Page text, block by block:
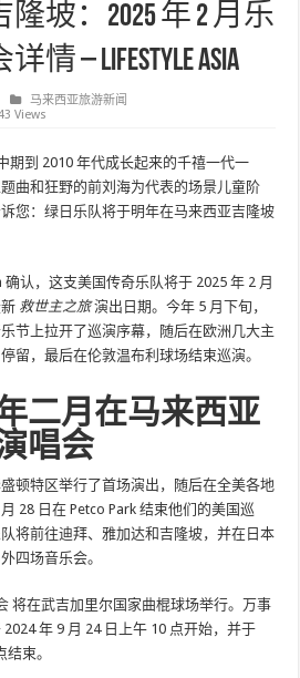
坡：2025 年 2 月乐
情 – Lifestyle Asia
马来西亚旅游新闻
Views
期到 2010 年代成长起来的千禧一代一
曲和狂野的前刘海为代表的场景儿童阶
您：绿日乐队将于明年在马来西亚吉隆坡
认，这支美国传奇乐队将于 2​​025 年 2 月
救世主之旅演出日期。今年 5 月下旬，
节上拉开了巡演序幕，随后在欧洲几大主
留，最后在伦敦温布利球场结束巡演。
二月在马来西亚
唱会
顿特区举行了首场演出，随后在全美各地
28 日在 Petco Park 结束他们的美国巡
将前往迪拜、雅加达和吉隆坡，并在日本
四场音乐会。
将在武吉加里尔国家曲棍球场举行。万事
年 9 月 24 日上午 10 点开始，并于
束。